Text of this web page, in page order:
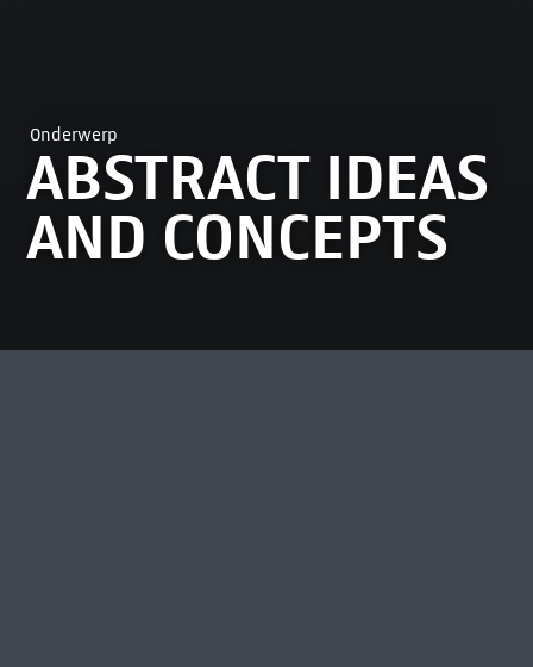
Onderwerp
ABSTRACT IDEAS
AND CONCEPTS